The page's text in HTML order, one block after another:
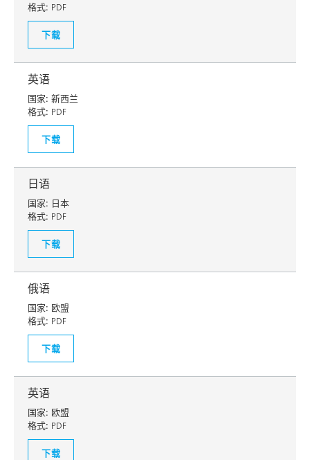
格式: PDF
下载
英语
国家: 新西兰
格式: PDF
下载
日语
国家: 日本
格式: PDF
下载
俄语
国家: 欧盟
格式: PDF
下载
英语
国家: 欧盟
格式: PDF
下载